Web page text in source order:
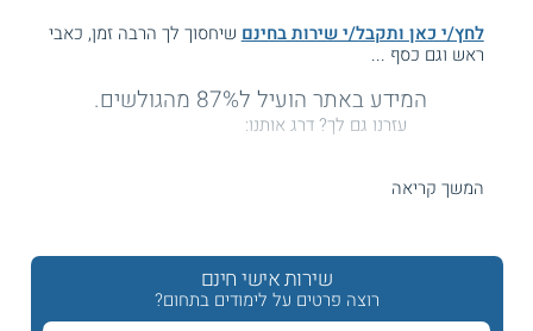
לחץ/י כאן ותקבל/י שירות בחינם שיחסוך לך הרבה זמן, כאבי
ראש וגם כסף ...
המידע באתר הועיל ל87% מהגולשים.
עזרנו גם לך? דרג אותנו:
מעצבים תעשייתיים עוסקים בתכנון של מגוון סוגי מוצרים
שימושיים מחיי היום יום. בתחום זה מגוון אפשרויות לפיתוח
הקריירה והתמחויות ותת ענפים שונים, מה שבא לידי ביטוי גם
המשך קריאה
שירות אישי חינם
רוצה פרטים על לימודים בתחום?